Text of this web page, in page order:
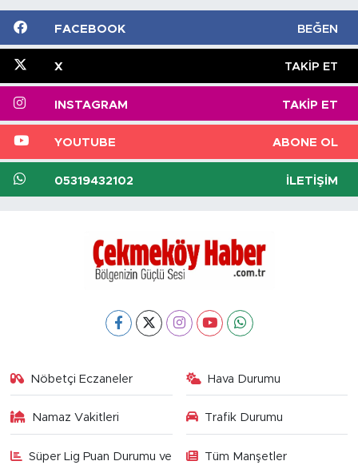
FACEBOOK BEĞEN
X TAKIP ET
INSTAGRAM TAKIP ET
YOUTUBE ABONE OL
05319432102 İLETIŞIM
Nöbetçi Eczaneler Hava Durumu
Namaz Vakitleri Trafik Durumu
Süper Lig Puan Durumu ve Tüm Manşetler